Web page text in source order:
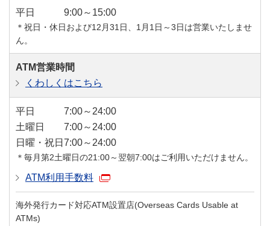
平日 9:00～15:00
＊祝日・休日および12月31日、1月1日～3日は営業いたしませ
ん。
ATM営業時間
くわしくはこちら
平日
7:00～24:00
土曜日
7:00～24:00
日曜・祝日 7:00～24:00
＊毎月第2土曜日の21:00～翌朝7:00はご利用いただけません。
ATM利用手数料
海外発行カード対応ATM設置店(Overseas Cards Usable at
ATMs)